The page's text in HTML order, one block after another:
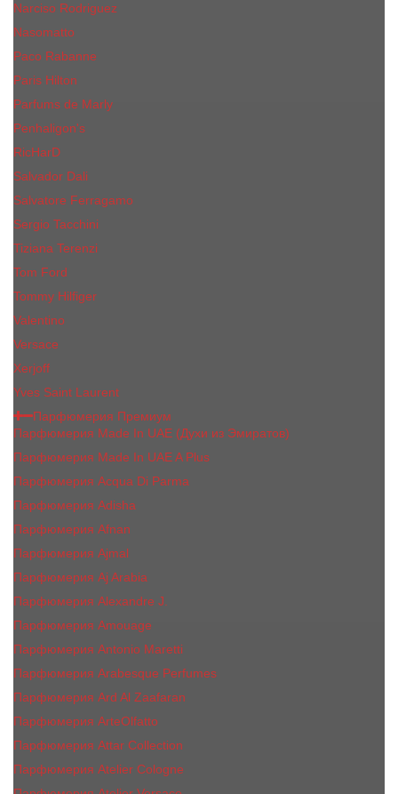
Narciso Rodriguez
Nasomatto
Paco Rabanne
Paris Hilton
Parfums de Marly
Penhaligon​'s
RicHarD
Salvador Dali
Salvatore Ferragamo
Sergio Tacchini
Tiziana Terenzi
Tom Ford
Tommy Hilfiger
Valentino
Versace
Xerjoff
Yves Saint Laurent
Парфюмерия Премиум
Парфюмерия Made In UAE (Духи из Эмиратов)
Парфюмерия Made In UAE A Plus
Парфюмерия Acqua Di Parma
Парфюмерия Adisha
Парфюмерия Afnan
Парфюмерия Ajmal
Парфюмерия Aj Arabia
Парфюмерия Alexandre J.
Парфюмерия Amouage
Парфюмерия Antonio Maretti
Парфюмерия Arabesque Perfumes
Парфюмерия Ard Al Zaafaran
Парфюмерия ArteOlfatto
Парфюмерия Attar Collection
Парфюмерия Atelier Cologne